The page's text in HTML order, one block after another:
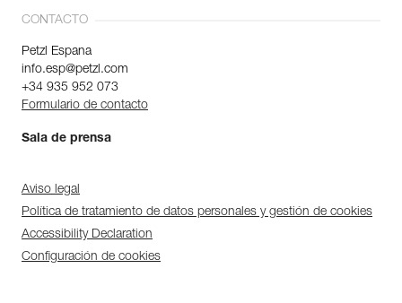
CONTACTO
Petzl Espana
info.esp@petzl.com
+34 935 952 073
Formulario de contacto
Sala de prensa
Aviso legal
Política de tratamiento de datos personales y gestión de cookies
Accessibility Declaration
Configuración de cookies